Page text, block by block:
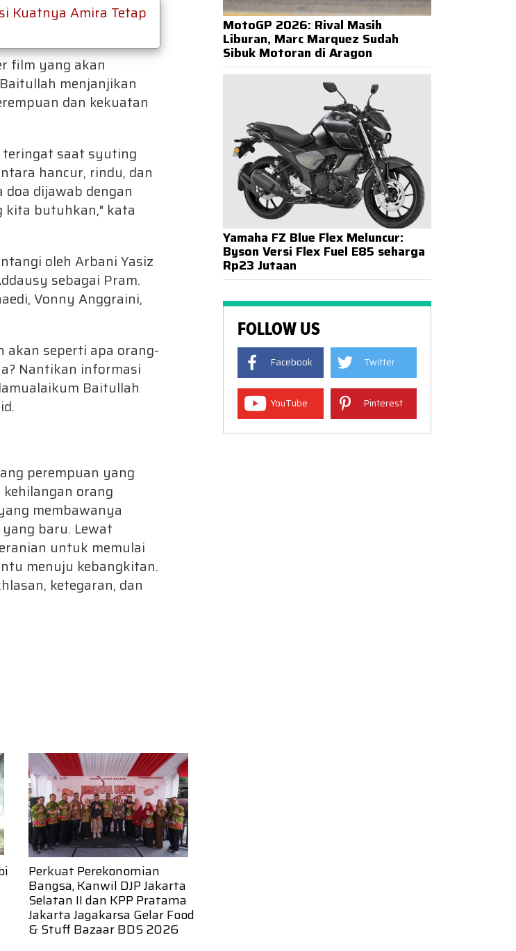
Kuatnya Amira Tetap
film yang akan
menjanjikan
dan kekuatan
teringat saat syuting
hancur, rindu, dan
dijawab dengan
kita butuhkan," kata
oleh Arbani Yasiz
sebagai Pram.
Vonny Anggraini,
akan seperti apa orang-
Nantikan informasi
Baitullah
perempuan yang
orang
membawanya
baru. Lewat
untuk memulai
menuju kebangkitan.
ketegaran, dan
Perkuat Perekonomian
Bangsa, Kanwil DJP Jakarta
Selatan II dan KPP Pratama
Jakarta Jagakarsa Gelar Food
& Stuff Bazaar BDS 2026
MotoGP 2026: Rival Masih
Liburan, Marc Marquez Sudah
Sibuk Motoran di Aragon
Yamaha FZ Blue Flex Meluncur:
Byson Versi Flex Fuel E85 seharga
Rp23 Jutaan
FOLLOW US
Facebook Twitter
YouTube Pinterest